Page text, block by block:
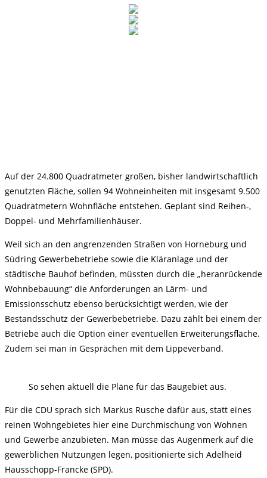
Auf der 24.800 Quadratmeter großen, bisher landwirtschaftlich
genutzten Fläche, sollen 94 Wohneinheiten mit insgesamt 9.500
Quadratmetern Wohnfläche entstehen. Geplant sind Reihen-,
Doppel- und Mehrfamilienhäuser.
Weil sich an den angrenzenden Straßen von Horneburg und
Südring Gewerbebetriebe sowie die Kläranlage und der
städtische Bauhof befinden, müssten durch die „heranrückende
Wohnbebauung“ die Anforderungen an Lärm- und
Emissionsschutz ebenso berücksichtigt werden, wie der
Bestandsschutz der Gewerbebetriebe. Dazu zählt bei einem der
Betriebe auch die Option einer eventuellen Erweiterungsfläche.
Zudem sei man in Gesprächen mit dem Lippeverband.
So sehen aktuell die Pläne für das Baugebiet aus.
Für die CDU sprach sich Markus Rusche dafür aus, statt eines
reinen Wohngebietes hier eine Durchmischung von Wohnen
und Gewerbe anzubieten. Man müsse das Augenmerk auf die
gewerblichen Nutzungen legen, positionierte sich Adelheid
Hausschopp-Francke (SPD).